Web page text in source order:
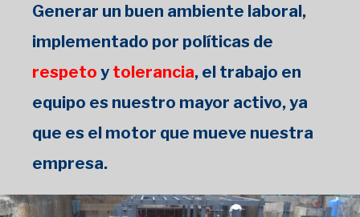
Generar un buen ambiente laboral,
implementado por políticas de
respeto y tolerancia, el trabajo en
equipo es nuestro mayor activo, ya
que es el motor que mueve nuestra
empresa.